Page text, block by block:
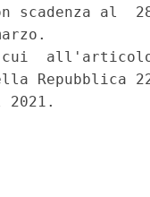
scadenza